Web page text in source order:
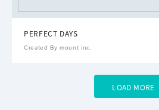
PERFECT DAYS
Created By mount inc.
LOAD MORE